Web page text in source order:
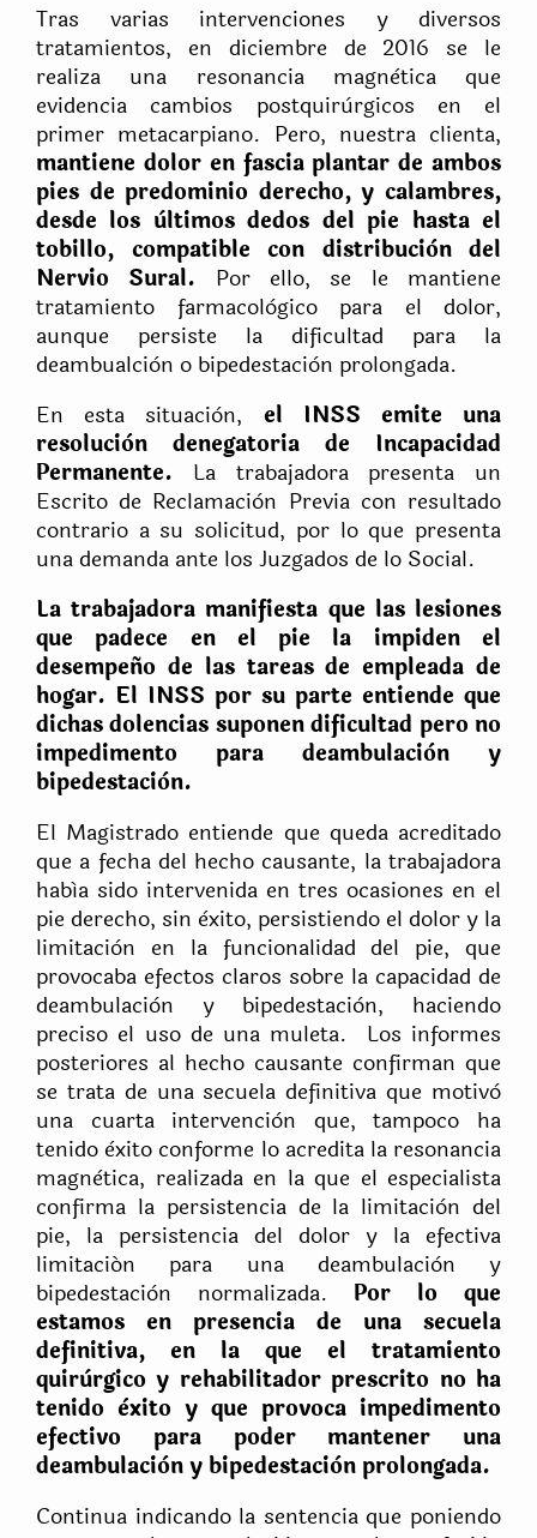
Tras varias intervenciones y diversos
tratamientos, en diciembre de 2016 se le
realiza una resonancia magnètica que
evidencia cambios postquirùrgicos en el
primer metacarpiano. Pero, nuestra clienta,
mantiene dolor en fascia plantar de ambos
pies de predominio derecho, y calambres,
desde los ùltimos dedos del pie hasta el
tobillo, compatible con distribuciòn del
Nervio Sural. Por ello, se le mantiene
tratamiento farmacològico para el dolor,
aunque persiste la dificultad para la
deambualciòn o bipedestaciòn prolongada.
En esta situaciòn, el INSS emite una
resoluciòn denegatoria de Incapacidad
Permanente. La trabajadora presenta un
Escrito de Reclamaciòn Previa con resultado
contrario a su solicitud, por lo que presenta
una demanda ante los Juzgados de lo Social.
La trabajadora manifiesta que las lesiones
que padece en el pie la impiden el
desempeño de las tareas de empleada de
hogar. El INSS por su parte entiende que
dichas dolencias suponen dificultad pero no
impedimento para deambulaciòn y
bipedestaciòn.
El Magistrado entiende que queda acreditado
que a fecha del hecho causante, la trabajadora
había sido intervenida en tres ocasiones en el
pie derecho, sin èxito, persistiendo el dolor y la
limitaciòn en la funcionalidad del pie, que
provocaba efectos claros sobre la capacidad de
deambulaciòn y bipedestaciòn, haciendo
preciso el uso de una muleta. Los informes
posteriores al hecho causante confirman que
se trata de una secuela definitiva que motivò
una cuarta intervenciòn que, tampoco ha
tenido èxito conforme lo acredita la resonancia
magnètica, realizada en la que el especialista
confirma la persistencia de la limitaciòn del
pie, la persistencia del dolor y la efectiva
limitación para una deambulaciòn y
bipedestaciòn normalizada. Por lo que
estamos en presencia de una secuela
definitiva, en la que el tratamiento
quirùrgico y rehabilitador prescrito no ha
tenido èxito y que provoca impedimento
efectivo para poder mantener una
deambulaciòn y bipedestaciòn prolongada.
Continua indicando la sentencia que poniendo